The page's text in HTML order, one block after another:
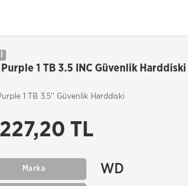
1 TB 3.5 INC Güvenlik Harddiski
1 TB 3.5'' Güvenlik Harddiski
TL
Marka WD